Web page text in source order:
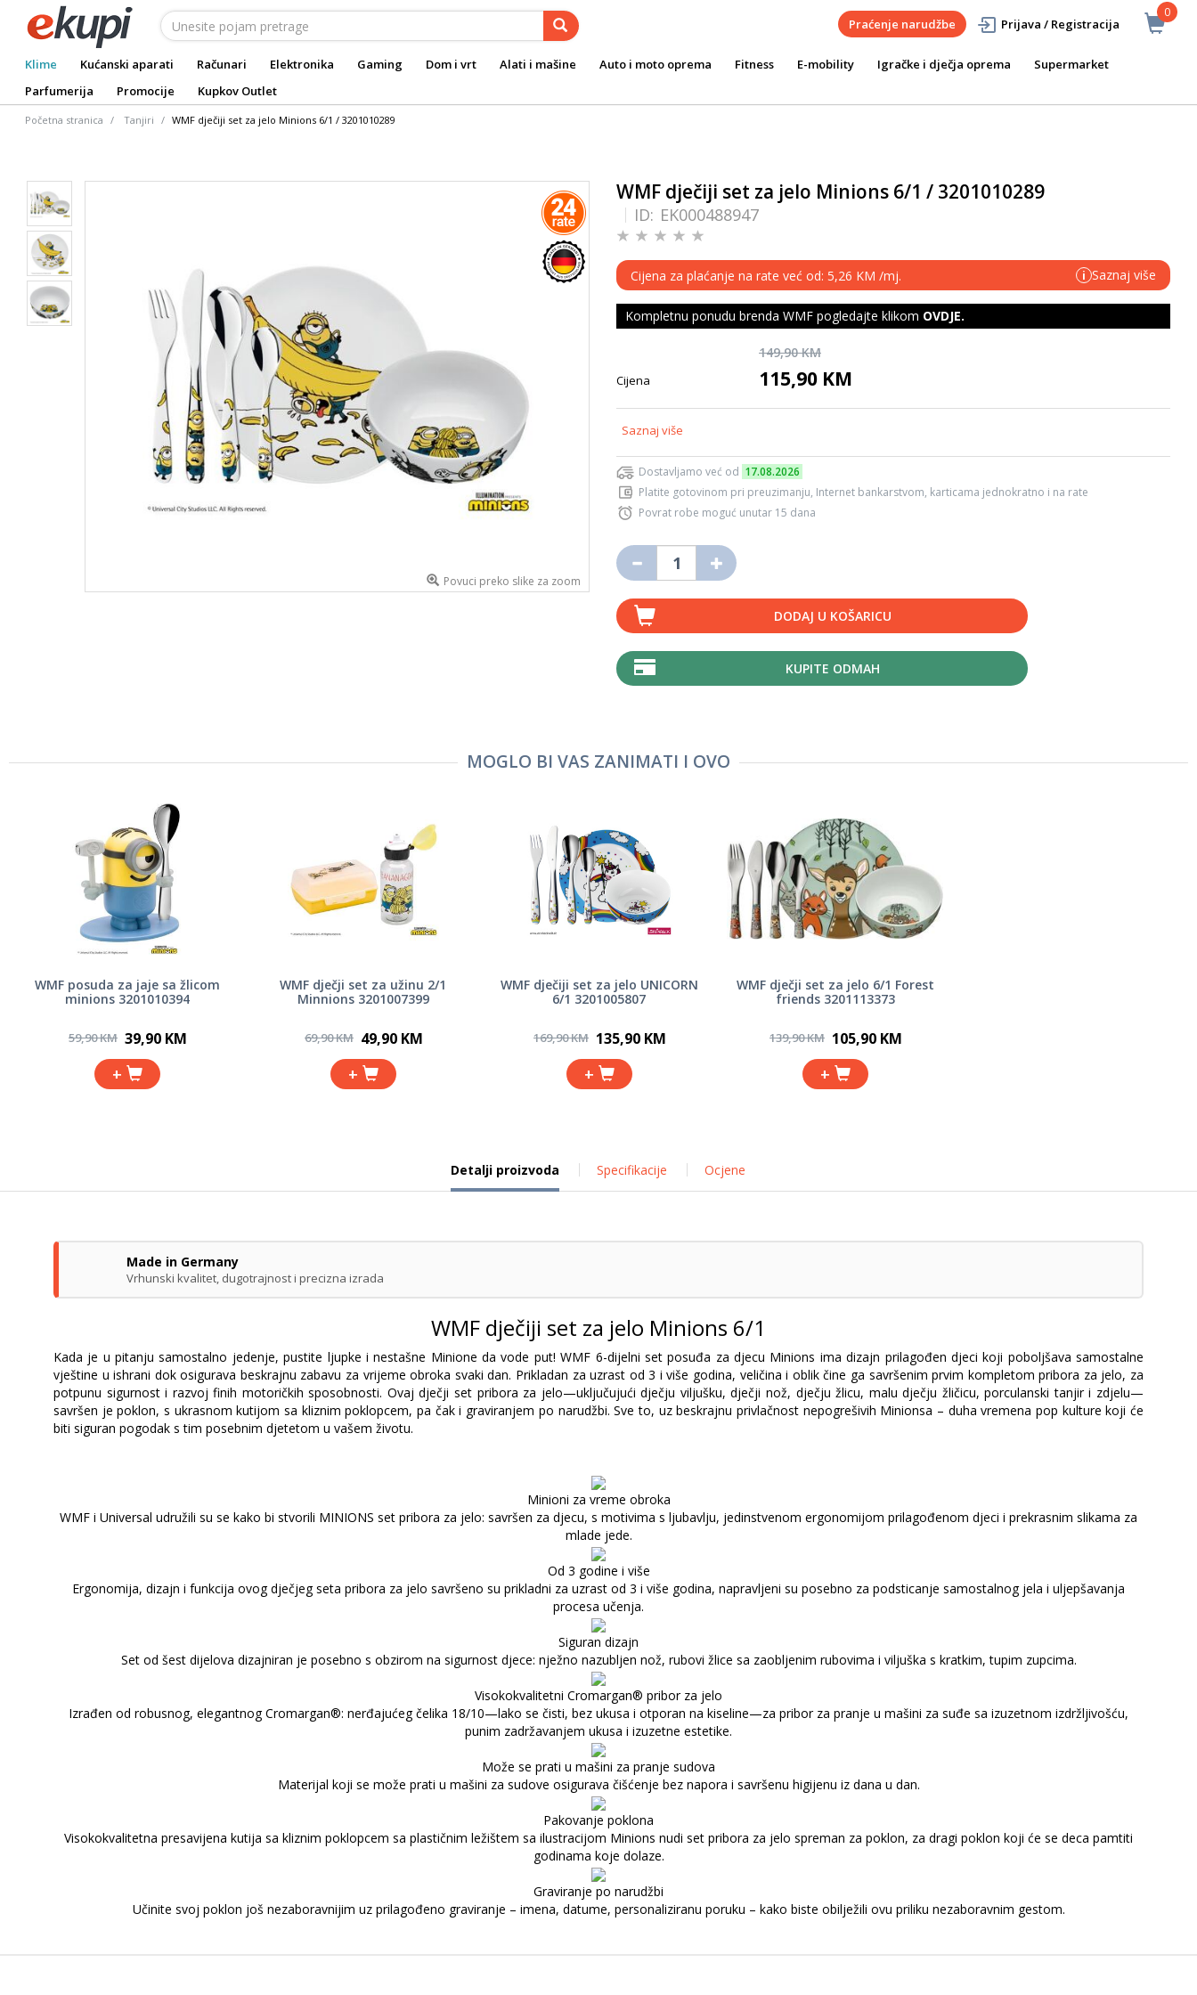
0
Praćenje narudžbe Prijava / Registracija
Klime Kućanski aparati Računari Elektronika Gaming Dom i vrt Alati i mašine Auto i moto oprema Fitness E-mobility Igračke i dječja oprema
Supermarket
Parfumerija
Promocije Kupkov Outlet
Početna stranica Tanjiri WMF dječiji set za jelo Minions 6/1 / 3201010289
Povuci preko slike za zoom
WMF dječiji set za jelo Minions 6/1 / 3201010289
ID: EK000488947
Cijena za plaćanje na rate već od: 5,26 KM /mj. i Saznaj više
Kompletnu ponudu brenda WMF pogledajte klikom OVDJE.
149,90 KM
Cijena 115,90 KM
Saznaj više
Dostavljamo već od 17.08.2026
Platite gotovinom pri preuzimanju, Internet bankarstvom, karticama jednokratno i na rate
Povrat robe moguć unutar 15 dana
DODAJ U KOŠARICU
KUPITE ODMAH
MOGLO BI VAS ZANIMATI I OVO
WMF posuda za jaje sa žlicom
minions 3201010394
59,90 KM 39,90 KM
+
WMF dječji set za užinu 2/1
Minnions 3201007399
69,90 KM 49,90 KM
+
WMF dječiji set za jelo UNICORN
6/1 3201005807
169,90 KM 135,90 KM
+
WMF dječji set za jelo 6/1 Forest
friends 3201113373
139,90 KM 105,90 KM
+
Detalji proizvoda Specifikacije Ocjene
Made in Germany
Vrhunski kvalitet, dugotrajnost i precizna izrada
WMF dječiji set za jelo Minions 6/1
Kada je u pitanju samostalno jedenje, pustite ljupke i nestašne Minione da vode put! WMF 6-dijelni set posuđa za djecu Minions ima dizajn prilagođen djeci koji poboljšava samostalne
vještine u ishrani dok osigurava beskrajnu zabavu za vrijeme obroka svaki dan. Prikladan za uzrast od 3 i više godina, veličina i oblik čine ga savršenim prvim kompletom pribora za jelo, za
potpunu sigurnost i razvoj finih motoričkih sposobnosti. Ovaj dječji set pribora za jelo—uključujući dječju viljušku, dječji nož, dječju žlicu, malu dječju žličicu, porculanski tanjir i zdjelu—
savršen je poklon, s ukrasnom kutijom sa kliznim poklopcem, pa čak i graviranjem po narudžbi. Sve to, uz beskrajnu privlačnost nepogrešivih Minionsa – duha vremena pop kulture koji će
biti siguran pogodak s tim posebnim djetetom u vašem životu.
Minioni za vreme obroka
WMF i Universal udružili su se kako bi stvorili MINIONS set pribora za jelo: savršen za djecu, s motivima s ljubavlju, jedinstvenom ergonomijom prilagođenom djeci i prekrasnim slikama za
mlade jede.
Od 3 godine i više
Ergonomija, dizajn i funkcija ovog dječjeg seta pribora za jelo savršeno su prikladni za uzrast od 3 i više godina, napravljeni su posebno za podsticanje samostalnog jela i uljepšavanja
procesa učenja.
Siguran dizajn
Set od šest dijelova dizajniran je posebno s obzirom na sigurnost djece: nježno nazubljen nož, rubovi žlice sa zaobljenim rubovima i viljuška s kratkim, tupim zupcima.
Visokokvalitetni Cromargan® pribor za jelo
Izrađen od robusnog, elegantnog Cromargan®: nerđajućeg čelika 18/10—lako se čisti, bez ukusa i otporan na kiseline—za pribor za pranje u mašini za suđe sa izuzetnom izdržljivošću,
punim zadržavanjem ukusa i izuzetne estetike.
Može se prati u mašini za pranje sudova
Materijal koji se može prati u mašini za sudove osigurava čišćenje bez napora i savršenu higijenu iz dana u dan.
Pakovanje poklona
Visokokvalitetna presavijena kutija sa kliznim poklopcem sa plastičnim ležištem sa ilustracijom Minions nudi set pribora za jelo spreman za poklon, za dragi poklon koji će se deca pamtiti
godinama koje dolaze.
Graviranje po narudžbi
Učinite svoj poklon još nezaboravnijim uz prilagođeno graviranje – imena, datume, personaliziranu poruku – kako biste obilježili ovu priliku nezaboravnim gestom.